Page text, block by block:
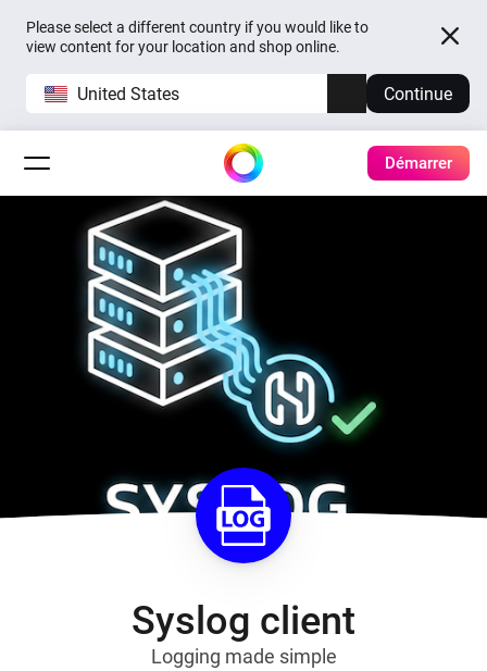
Please select a different country if you would like to
view content for your location and shop online.
United States Continue
Démarrer
Syslog client
Logging made simple